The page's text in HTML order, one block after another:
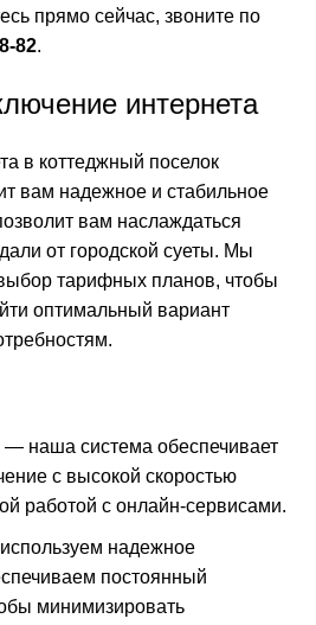
прямо сейчас, звоните по
82.
интернета
в коттеджный поселок
вам надежное и стабильное
вам наслаждаться
от городской суеты. Мы
тарифных планов, чтобы
оптимальный вариант
— наша система обеспечивает
с высокой скоростью
работой с онлайн-сервисами.
надежное
постоянный
минимизировать